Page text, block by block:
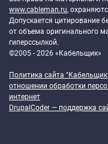
www.cableman.ru,
Допускается цитирование
от объема оригинального
гиперссылкой.
©2005 - 2026 «Кабельщик»
Политика сайта
отношении обработки
интернет
DrupalCoder — поддержка